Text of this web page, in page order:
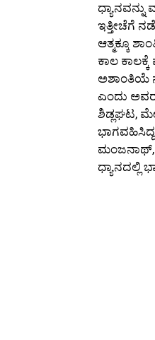
ಧ್ಯಾನವನ್ನು
ಇತ್ತೀಚೆಗೆ
ಆತ್ಮಕ್ಕೂ
ಕಾಲ
ಅಶಾಂತಿಯೆ
ಎಂದು
ಶಿಡ್ಲಘಟ,
ಮಂಜನಾಥ್,
ಧ್ಯಾನದಲ್ಲಿ